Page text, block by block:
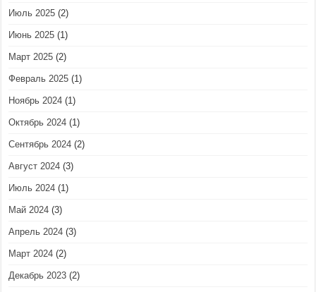
Июль 2025 (2)
Июнь 2025 (1)
Март 2025 (2)
Февраль 2025 (1)
Ноябрь 2024 (1)
Октябрь 2024 (1)
Сентябрь 2024 (2)
Август 2024 (3)
Июль 2024 (1)
Май 2024 (3)
Апрель 2024 (3)
Март 2024 (2)
Декабрь 2023 (2)